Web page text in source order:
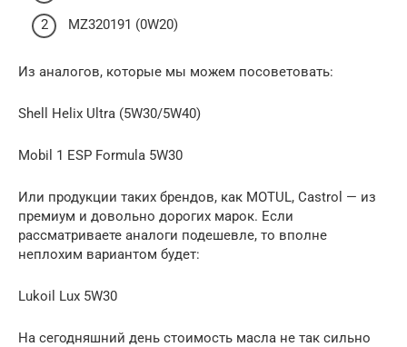
MZ320191 (0W20)
Из аналогов, которые мы можем посоветовать:
Shell Helix Ultra (5W30/5W40)
Mobil 1 ESP Formula 5W30
Или продукции таких брендов, как MOTUL, Castrol — из
премиум и довольно дорогих марок. Если
рассматриваете аналоги подешевле, то вполне
неплохим вариантом будет:
Lukoil Lux 5W30
На сегодняшний день стоимость масла не так сильно